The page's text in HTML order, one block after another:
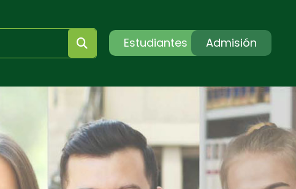
Estudiantes Admisión